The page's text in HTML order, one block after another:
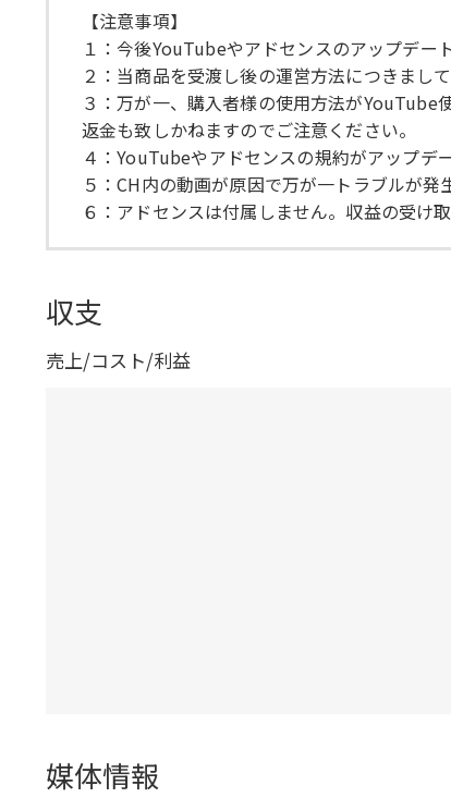
【注意事項】
１：今後YouTubeやアドセンスのアップデー
２：当商品を受渡し後の運営方法につきまし
３：万が一、購入者様の使用方法がYouTube
返金も致しかねますのでご注意ください。
４：YouTubeやアドセンスの規約がアップデ
５：CH内の動画が原因で万が一トラブルが発
６：アドセンスは付属しません。収益の受け
収支
売上/コスト/利益
媒体情報